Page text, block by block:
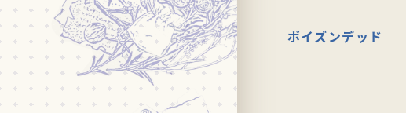
ポイズンデッド